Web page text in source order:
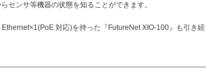
センサ等機器の状態を知ることができます。
対応)を持った『FutureNet XIO-100』も引き続